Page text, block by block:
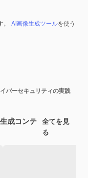
AI画像生成ツールを使う
バーセキュリティの実践
成コンテ 全てを見
る